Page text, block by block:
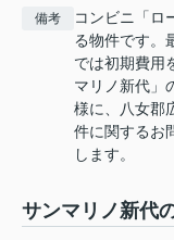
備考
コンビニ「ロ
る物件です。
では初期費用
マリノ新代」
様に、八女郡
件に関するお
します。
サンマリノ新代